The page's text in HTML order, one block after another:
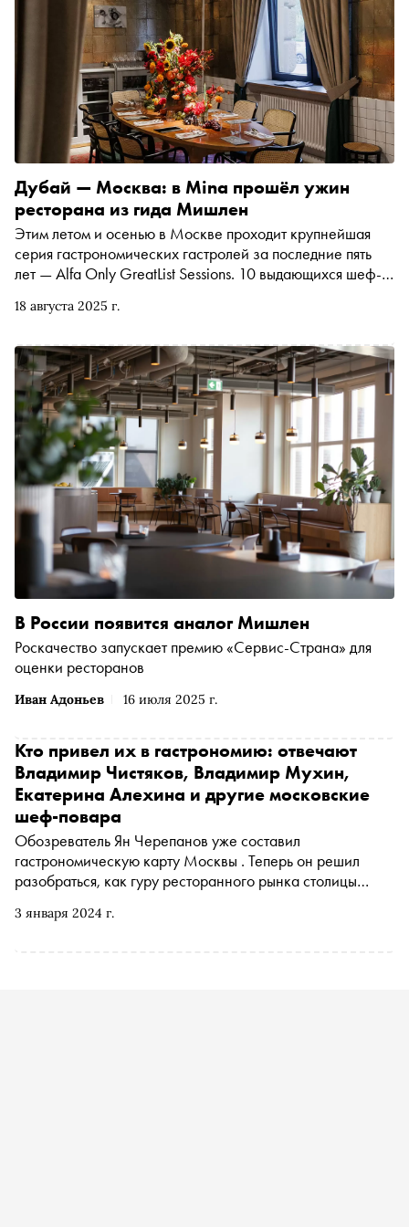
18 августа 2025 г.
Дубай — Москва: в Mina прошёл ужин
ресторана из гида Мишлен
Этим летом и осенью в Москве проходит крупнейшая
серия гастрономических гастролей за последние пять
лет — Alfa Only GreatList Sessions. 10 выдающихся шеф-
представить своё видение современной кухни и
мастерами. «Сноб» побывал на одном из них —
левантийском вечере в ресторане Mina — и выяснил, из
чего складывается современная дубайская гастрономия
Иван Адоньев 16 июля 2025 г.
В России появится аналог Мишлен
Роскачество запускает премию «Сервис-Страна» для
оценки ресторанов
3 января 2024 г.
Кто привел их в гастрономию: отвечают
Владимир Чистяков, Владимир Мухин,
Екатерина Алехина и другие московские
шеф-повара
Обозреватель Ян Черепанов уже составил
гастрономическую карту Москвы . Теперь он решил
разобраться, как гуру ресторанного рынка столицы
гастрономии и как пронести любовь к кухне через года?